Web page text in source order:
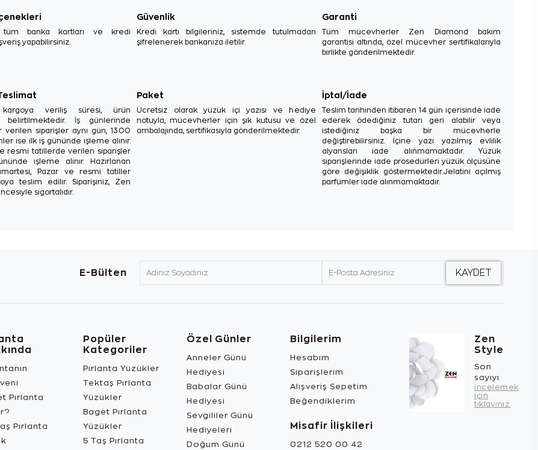
tüm banka kartları ve kredi
yapabilirsiniz.
Güvenlik
Kredi kartı bilgileriniz, sistemde tutulmadan
şifrelenerek bankanıza iletilir.
Garanti
Tüm mücevherler Zen Diamond bakım
garantisi altında, özel mücevher sertifikalarıyla
birlikte gönderilmektedir.
kargoya veriliş süresi, ürün
belirtilmektedir. İş günlerinde
verilen siparişler aynı gün, 13.00
ise ilk iş gününde işleme alınır.
resmi tatillerde verilen siparişler
işleme alınır. Hazırlanan
Pazar ve resmi tatiller
teslim edilir. Siparişiniz, Zen
sigortalıdır.
Paket
Ücretsiz olarak yüzük içi yazısı ve hediye
notuyla, mücevherler için şık kutusu ve özel
ambalajında, sertifikasıyla gönderilmektedir.
İptal/İade
Teslim tarihinden itibaren 14 gün içerisinde iade
ederek ödediğiniz tutarı geri alabilir veya
istediğiniz başka bir mücevherle
değiştirebilirsiniz. İçine yazı yazılmış evlilik
alyansları iade alınmamaktadır. Yüzük
siparişlerinde iade prosedürleri yüzük ölçüsüne
göre değişiklik göstermektedir.Jelatini açılmış
parfümler iade alınmamaktadır.
E-Bülten
Pırlanta
Pırlanta
Popüler
Kategoriler
Pırlanta Yüzükler
Tektaş Pırlanta
Yüzükler
Baget Pırlanta
Yüzükler
5 Taş Pırlanta
Özel Günler
Anneler Günü
Hediyesi
Babalar Günü
Hediyesi
Sevgililer Günü
Hediyeleri
Doğum Günü
Bilgilerim
Hesabım
Siparişlerim
Alışveriş Sepetim
Beğendiklerim
Misafir İlişkileri
0212 520 00 42
Zen
Style
Son
sayıyı
incelemek
için
tıklayınız.